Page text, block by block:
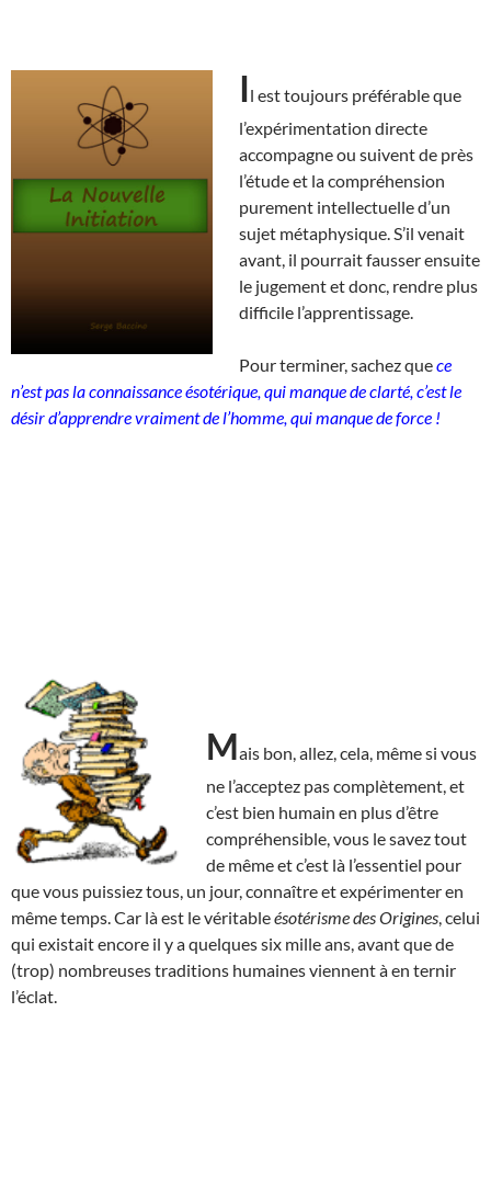
Il est toujours préférable que
l’expérimentation directe
accompagne ou suivent de près
l’étude et la compréhension
purement intellectuelle d’un
sujet métaphysique. S’il venait
avant, il pourrait fausser ensuite
le jugement et donc, rendre plus
difficile l’apprentissage.
Pour terminer, sachez quece
n’est pas la connaissance ésotérique, qui manque de clarté, c’est le
désir d’apprendre vraiment de l’homme, qui manque de force !
Mais bon, allez, cela, même si vous
ne l’acceptez pas complètement, et
c’est bien humain en plus d’être
compréhensible, vous le savez tout
de même et c’est là l’essentiel pour
que vous puissiez tous, un jour, connaître et expérimenter en
même temps. Car là est le véritableésotérisme des Origines , celui
qui existait encore il y a quelques six mille ans, avant que de
(trop) nombreuses traditions humaines viennent à en ternir
l’éclat.